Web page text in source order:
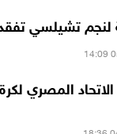
تشيلسي
المصري